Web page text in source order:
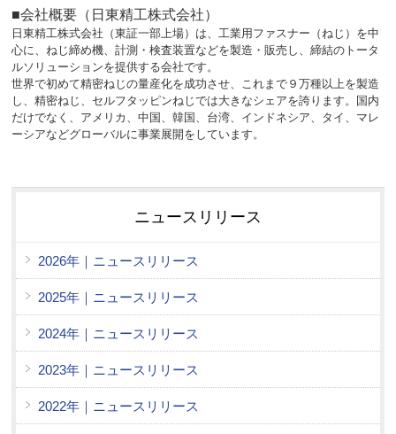
■会社概要（日東精工株式会社）
日東精工株式会社（東証一部上場）は、工業用ファスナー（ねじ）を中
心に、ねじ締め機、計測・検査装置などを製造・販売し、締結のトータ
ルソリューションを提供する会社です。
世界で初めて精密ねじの量産化を成功させ、これまで９万種以上を製造
し、精密ねじ、セルフタッピンねじでは大きなシェアを誇ります。国内
だけでなく、アメリカ、中国、韓国、台湾、インドネシア、タイ、マレ
ーシアなどグローバルに事業展開をしています。
ニュースリリース
2026年｜ニュースリリース
2025年｜ニュースリリース
2024年｜ニュースリリース
2023年｜ニュースリリース
2022年｜ニュースリリース